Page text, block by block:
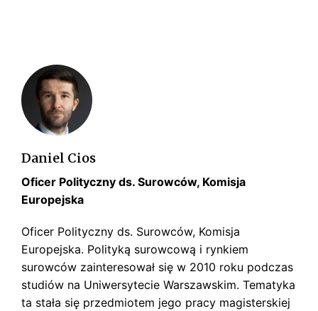
Daniel Cios
Oficer Polityczny ds. Surowców, Komisja
Europejska
Oficer Polityczny ds. Surowców, Komisja
Europejska. Polityką surowcową i rynkiem
surowców zainteresował się w 2010 roku podczas
studiów na Uniwersytecie Warszawskim. Tematyka
ta stała się przedmiotem jego pracy magisterskiej